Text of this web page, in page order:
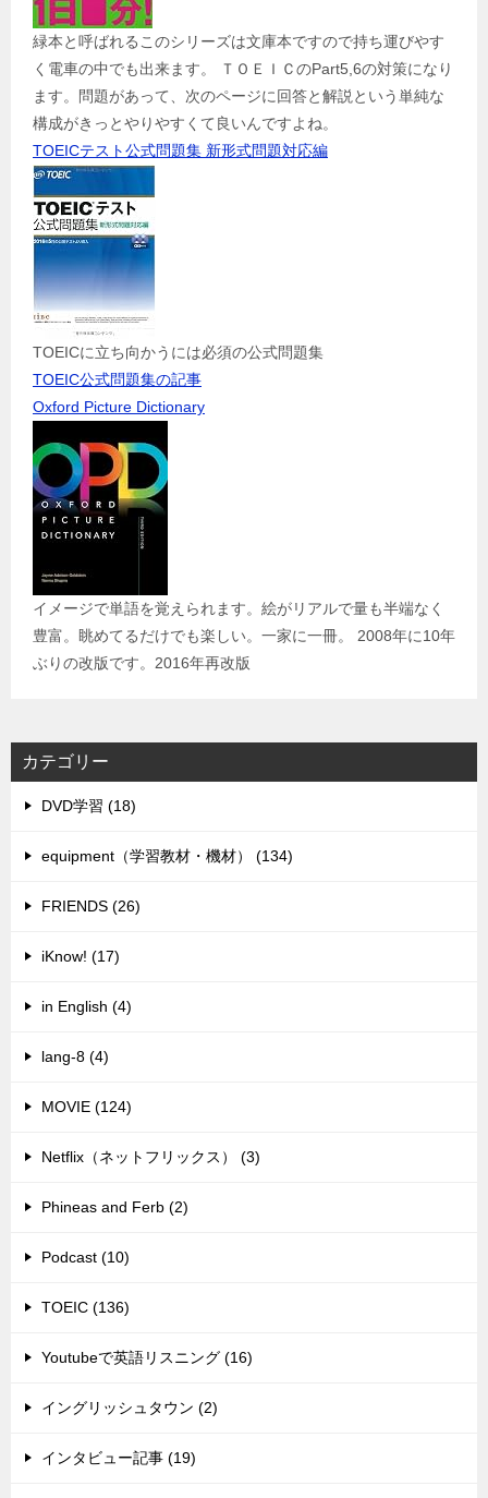
緑本と呼ばれるこのシリーズは文庫本ですので持ち運びやす
く電車の中でも出来ます。 ＴＯＥＩＣのPart5,6の対策になり
ます。問題があって、次のページに回答と解説という単純な
構成がきっとやりやすくて良いんですよね。
TOEICテスト公式問題集 新形式問題対応編
TOEICに立ち向かうには必須の公式問題集
TOEIC公式問題集の記事
Oxford Picture Dictionary
イメージで単語を覚えられます。絵がリアルで量も半端なく
豊富。眺めてるだけでも楽しい。一家に一冊。 2008年に10年
ぶりの改版です。2016年再改版
カテゴリー
DVD学習 (18)
equipment（学習教材・機材） (134)
FRIENDS (26)
iKnow! (17)
in English (4)
lang-8 (4)
MOVIE (124)
Netflix（ネットフリックス） (3)
Phineas and Ferb (2)
Podcast (10)
TOEIC (136)
Youtubeで英語リスニング (16)
イングリッシュタウン (2)
インタビュー記事 (19)